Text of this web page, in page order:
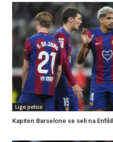
Lige petice
Kapiten Barselone se seli na Enfild